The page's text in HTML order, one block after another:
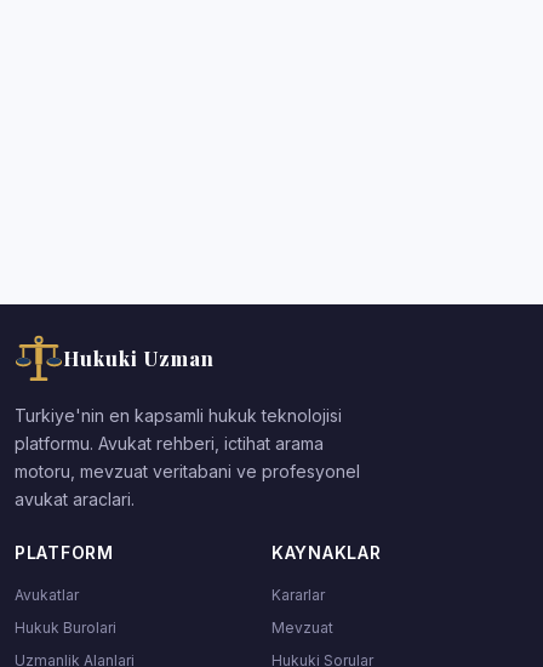
Hukuki Uzman
Turkiye'nin en kapsamli hukuk teknolojisi
platformu. Avukat rehberi, ictihat arama
motoru, mevzuat veritabani ve profesyonel
avukat araclari.
PLATFORM
Avukatlar
Hukuk Burolari
Uzmanlik Alanlari
KAYNAKLAR
Kararlar
Mevzuat
Hukuki Sorular